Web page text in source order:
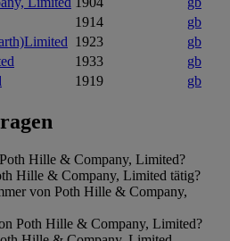
1914
gb
1923
gb
1933
gb
1919 gb
Hille & Company, Limited?
Hille & Company, Limited tätig?
von Poth Hille & Company,
Poth Hille & Company, Limited?